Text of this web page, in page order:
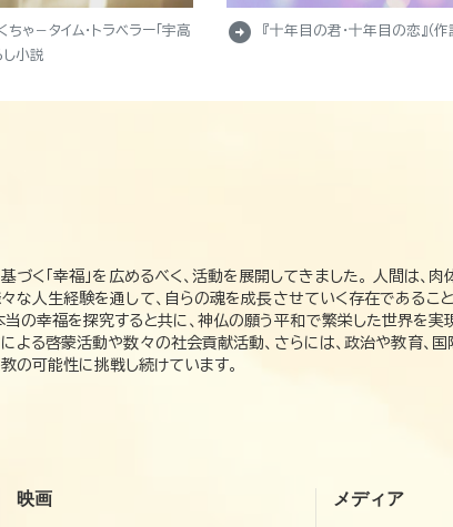
ゃ－タイム・トラベラー「宇高
し小説
arrow_circle_right 『十年目の君・十年目の恋』（作
「幸福」を広めるべく、活動を展開してきました。 人間は、
な人生経験を通して、自らの魂を成長させていく存在であるこ
の幸福を探究すると共に、神仏の願う平和で繁栄した世界を実
る啓蒙活動や数々の社会貢献活動、さらには、政治や教育、
の可能性に挑戦し続けています。
映画 メディア